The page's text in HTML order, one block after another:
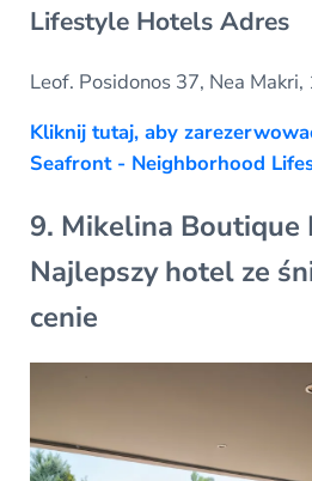
Lifestyle Hotels Adres
Leof. Posidonos 37, Nea
Kliknij tutaj, aby
Seafront - Neighborhood
9. Mikelina Boutique
Najlepszy hotel ze
cenie